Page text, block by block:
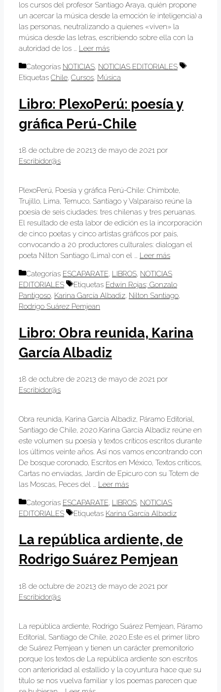
los cursos del profesor Santiago Araya, quién propone
un acercar la música desde la emoción (e inteligencia) a
las personas, neutralizando a quienes «viven» la
música desde las letras, escribiendo sobre ella con la
autoridad de los … Leer más
Categorías NOTICIAS, NOTICIAS EDITORIALES
Etiquetas Chile, Cursos, Música
Libro: PlexoPerú: poesía y
gráfica Perú-Chile
18 de octubre de 20213 de mayo de 2021 por
Escribidor@s
PlexoPerú, Poesía y gráfica Perú-Chile: Chimbote,
Trujillo, Lima, Temuco, Santiago y Valparaíso reúne la
poesía de seis ciudades: tres chilenas y tres peruanas.
El resultado de esta labor de edición es la incorporación
de cinco poetas y cinco artistas gráficos por país,
convocando a 20 productores culturales: dialogan el
poeta Nilton Santiago (Lima) con el … Leer más
Categorías ESCAPARATE, LIBROS, NOTICIAS
EDITORIALES
Etiquetas Edwin Rojas; Gonzalo
Pantigoso, Karina García Albadiz, Nilton Santiago,
Rodrigo Suárez Pemjean
Libro: Obra reunida, Karina
García Albadiz
18 de octubre de 20213 de mayo de 2021 por
Escribidor@s
Obra reunida, Karina García Albadiz, Páramo Editorial,
Santiago de Chile, 2020.Karina García Albadiz reúne en
este volumen su poesía y textos críticos escritos durante
los últimos veinte años. Así nos vamos encontrando con
De bosque coronado, Escritos en México, Textos críticos,
Cartas no enviadas, Jardín de Epicuro con su Totem de
las Moscas, Peces del … Leer más
Categorías ESCAPARATE, LIBROS, NOTICIAS
EDITORIALES
Etiquetas Karina García Albadiz
La república ardiente, de
Rodrigo Suárez Pemjean
18 de octubre de 20213 de mayo de 2021 por
Escribidor@s
La república ardiente, Rodrigo Suárez Pemjean, Páramo
Editorial, Santiago de Chile, 2020.Este es el primer libro
de Suárez Pemjean y tienen un carácter premonitorio
porque los textos de La república ardiente son escritos
con anterioridad al estallido y la coyuntura hace que su
título se nos vuelva familiar y los poemas parecen que